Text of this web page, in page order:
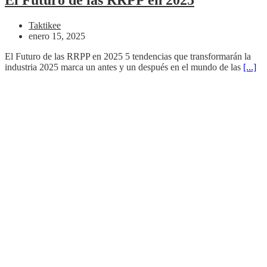
Taktikee
enero 15, 2025
El Futuro de las RRPP en 2025 5 tendencias que transformarán la
industria 2025 marca un antes y un después en el mundo de las [...]